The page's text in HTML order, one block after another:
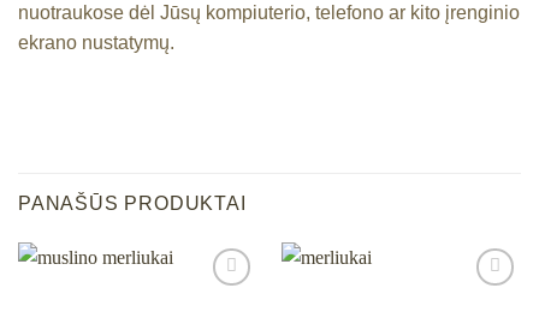
nuotraukose dėl Jūsų kompiuterio, telefono ar kito įrenginio
ekrano nustatymų.
PANAŠŪS PRODUKTAI